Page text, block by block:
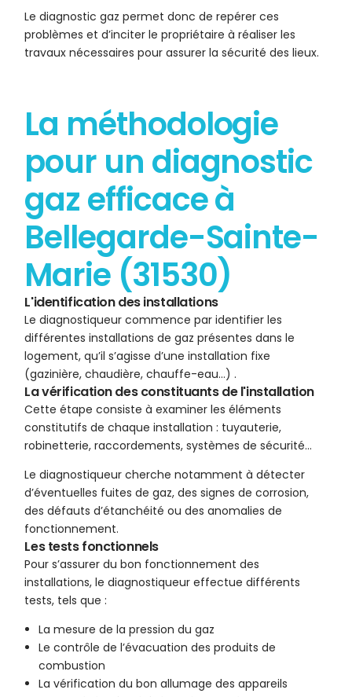
Le diagnostic gaz permet donc de repérer ces
problèmes et d’inciter le propriétaire à réaliser les
travaux nécessaires pour assurer la sécurité des lieux.
La méthodologie
pour un diagnostic
gaz efficace à
Bellegarde-Sainte-
Marie (31530)
L'identification des installations
Le diagnostiqueur commence par identifier les
différentes installations de gaz présentes dans le
logement, qu’il s’agisse d’une installation fixe
(gazinière, chaudière, chauffe-eau…) .
La vérification des constituants de l'installation
Cette étape consiste à examiner les éléments
constitutifs de chaque installation : tuyauterie,
robinetterie, raccordements, systèmes de sécurité…
Le diagnostiqueur cherche notamment à détecter
d’éventuelles fuites de gaz, des signes de corrosion,
des défauts d’étanchéité ou des anomalies de
fonctionnement.
Les tests fonctionnels
Pour s’assurer du bon fonctionnement des
installations, le diagnostiqueur effectue différents
tests, tels que :
La mesure de la pression du gaz
Le contrôle de l’évacuation des produits de
combustion
La vérification du bon allumage des appareils